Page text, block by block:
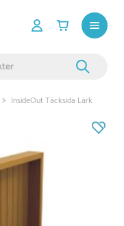
InsideOut Täcksida Lärk